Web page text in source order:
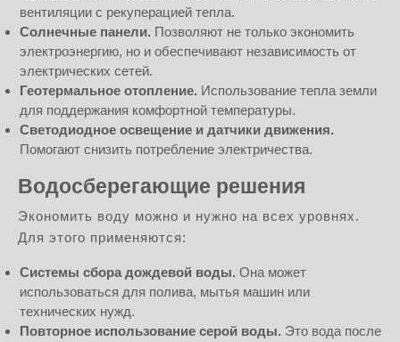
вентиляции с рекуперацией тепла.
Солнечные панели. Позволяют не только экономить
электроэнергию, но и обеспечивают независимость от
электрических сетей.
Геотермальное отопление. Использование тепла земли
для поддержания комфортной температуры.
Светодиодное освещение и датчики движения.
Помогают снизить потребление электричества.
Водосберегающие решения
Экономить воду можно и нужно на всех уровнях.
Для этого применяются:
Системы сбора дождевой воды. Она может
использоваться для полива, мытья машин или
технических нужд.
Повторное использование серой воды. Это вода после